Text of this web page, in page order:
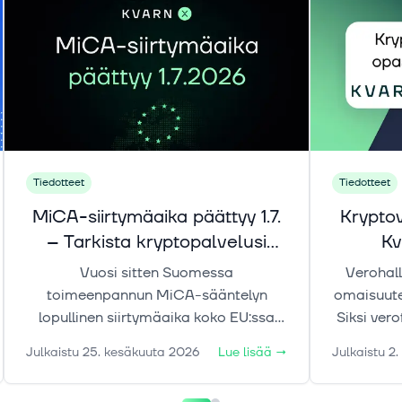
Tiedotteet
MiCA-siirtymäaika päättyy 1.7.
– Tarkista kryptopalvelusi
status
Vuosi sitten Suomessa
toimeenpannun MiCA-sääntelyn
lopullinen siirtymäaika koko EU:ssa
kryptovarapalveluita voivat EU:ssa
tarjota vain toimijat, joilla on
Julkaistu 25. kesäkuuta 2026 Lue lisää →
Tiedotteet
Siksi
Julkaistu